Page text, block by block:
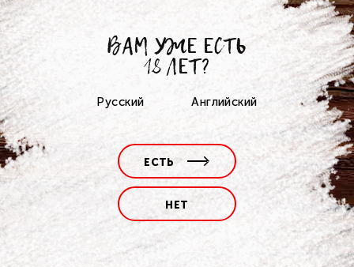
ВАМ УЖЕ ЕСТЬ
18 ЛЕТ?
Русский Английский
ЕСТЬ
НЕТ
авторский подход и стремление улучшить
предыдущий результат. Эта работа, как
искусство, требует времени и творчества.
День и ночь мы трудимся, стараемся.
Благодаря нам, есть возможность,
встретившись с друзьями, в приятной
компании выпить вкуснейшего пенного и
весело провести время.
Уважаемые наши пивовары! Желаем Вам
гордиться своей профессией!